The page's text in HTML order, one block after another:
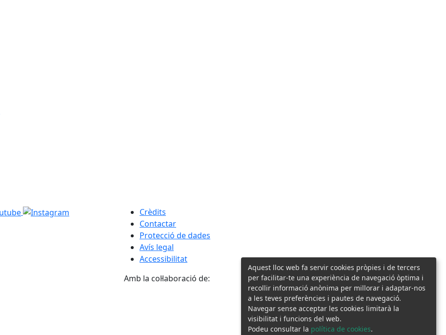
Crèdits
Contactar
Protecció de dades
Avís legal
Accessibilitat
Amb la col·laboració de:
Aquest lloc web fa servir cookies pròpies i de tercers
per facilitar-te una experiència de navegació òptima i
recollir informació anònima per millorar i adaptar-nos
a les teves preferències i pautes de navegació.
Navegar sense acceptar les cookies limitarà la
visibilitat i funcions del web.
Podeu consultar la política de cookies.